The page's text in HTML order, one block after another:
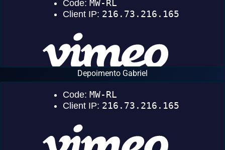
Depoimento Gabriel